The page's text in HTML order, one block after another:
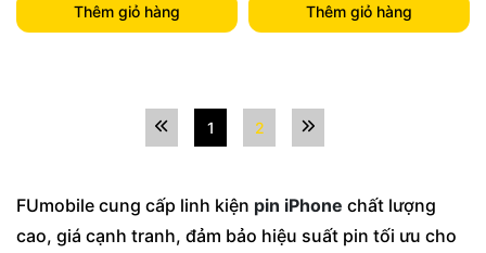
Thêm giỏ hàng Thêm giỏ hàng
1 2
FUmobile cung cấp linh kiện pin iPhone chất lượng
cao, giá cạnh tranh, đảm bảo hiệu suất pin tối ưu cho